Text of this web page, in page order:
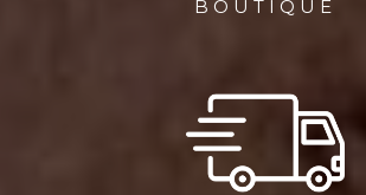
BOUTIQUE